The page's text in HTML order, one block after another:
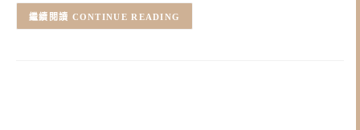
CONTINUE READING